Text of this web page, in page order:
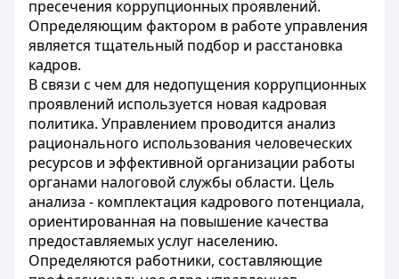
пресечения коррупционных проявлений.
Определяющим фактором в работе управления
является тщательный подбор и расстановка
кадров.
В связи с чем для недопущения коррупционных
проявлений используется новая кадровая
политика. Управлением проводится анализ
рационального использования человеческих
ресурсов и эффективной организации работы
органами налоговой службы области. Цель
анализа - комплектация кадрового потенциала,
ориентированная на повышение качества
предоставляемых услуг населению.
Определяются работники, составляющие